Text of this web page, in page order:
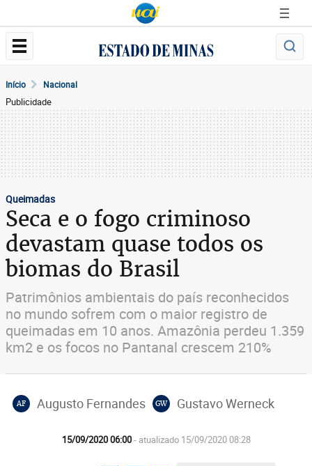
Início Nacional
Publicidade
Queimadas
Seca e o fogo criminoso
devastam quase todos os
biomas do Brasil
Patrimônios ambientais do país reconhecidos
no mundo sofrem com o maior registro de
queimadas em 10 anos. Amazônia perdeu 1.359
km2 e os focos no Pantanal crescem 210%
AF Augusto Fernandes GW Gustavo Werneck
15/09/2020 06:00- atualizado 15/09/2020 08:28